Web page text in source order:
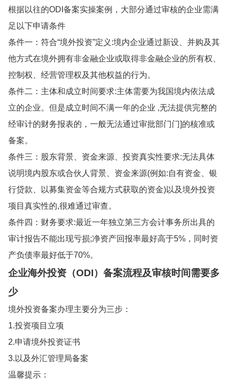
根据以往的ODI备案实操案例，大部分通过审核的企业需满
足以下申请条件
条件一：符合“境外投资”定义:境内企业通过新设、并购及其
他方式在境外拥有非金融企业或取得非金融企业的所有权、
控制权、经营管理权及其他权益的行为。
条件二：主体和成立时间要求:主体需要为我国境内依法成
立的企业。但是成立时间不满一年的企业 ,无法提供完整的
经审计的财务报表的，一般无法通过审批部门门]的核准或
备案。
条件三：股东背景、资金来源、投资真实性要求:无法具体
说明境内股东或合伙人背景、资金来源(例如:自有资金、银
行贷款、以募集资金等合规方式获取的资金)以及境外投资
项目真实性的,很难通过审查。
条件四：财务要求:最近一年独立第三方会计事务所出具的
审计报告不能出现亏损;净资产回报率最好高于5%，同时资
产负债率最好低于70%。
企业海外投资（ODI）备案流程及审核时间需要多
少
境外投资备案办理主要分为三步：
1.投资项目立项
2.申请境外投资证书
3.以及外汇管理局备案
温馨提示：